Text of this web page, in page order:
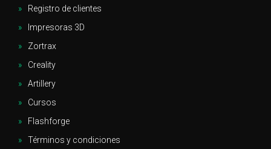
Registro de clientes
Impresoras 3D
Zortrax
Creality
Artillery
Cursos
Flashforge
Términos y condiciones